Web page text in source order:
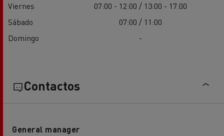
Viernes
07:00 - 12:00 / 13:00 - 17:00
Sábado
07:00 / 11:00
Domingo
-
Contactos
General manager